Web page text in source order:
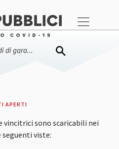
APERTI
vincitrici sono scaricabili nei
viste: